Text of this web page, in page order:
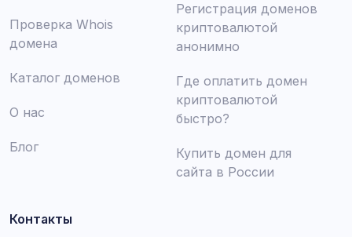
Проверка Whois
домена
Каталог доменов
О нас
Блог
Регистрация доменов
криптовалютой
анонимно
Где оплатить домен
криптовалютой
быстро?
Купить домен для
сайта в России
Контакты